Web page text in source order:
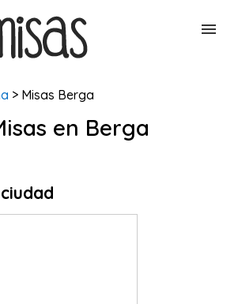
> Misas Berga
en Berga